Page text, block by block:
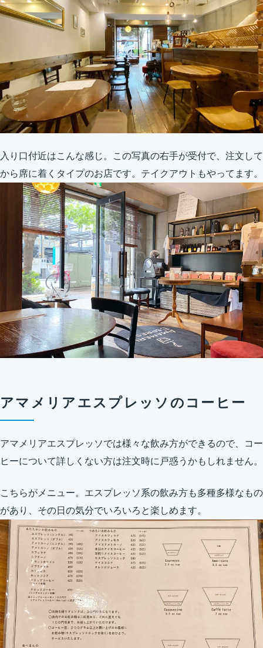
入り口付近はこんな感じ。この写真の右手が受付で、注文して
から席に着くタイプのお店です。テイクアウトもやってます。
アマメリアエスプレッソのコーヒー
アマメリアエスプレッソでは様々な飲み方ができるので、コー
ヒーについて詳しくない方は注文時に戸惑うかもしれません。
こちらがメニュー。エスプレッソ系の飲み方も多種多様なもの
があり、その日の気分でいろいろと楽しめます。